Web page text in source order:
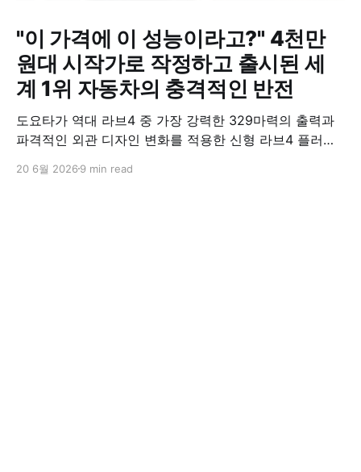
"이 가격에 이 성능이라고?" 4천만
원대 시작가로 작정하고 출시된 세
계 1위 자동차의 충격적인 반전
도요타가 역대 라브4 중 가장 강력한 329마력의 출력과
파격적인 외관 디자인 변화를 적용한 신형 라브4 플러그
충전이 가능하고 전기 모드로만 70km 이상 주행할 수 있
20 6월 2026 9 min read